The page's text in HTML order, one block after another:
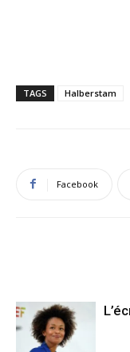
TAGS Halberstam
Facebook